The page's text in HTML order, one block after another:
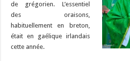
de grégorien. L’essentiel
des oraisons,
habituellement en breton,
était en gaélique irlandais
cette année.